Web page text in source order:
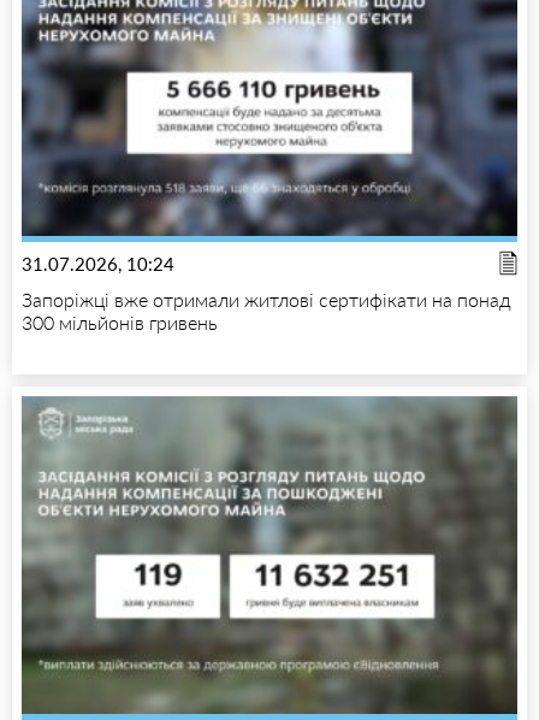
31.07.2026, 10:24
Запоріжці вже отримали житлові сертифікати на понад
300 мільйонів гривень